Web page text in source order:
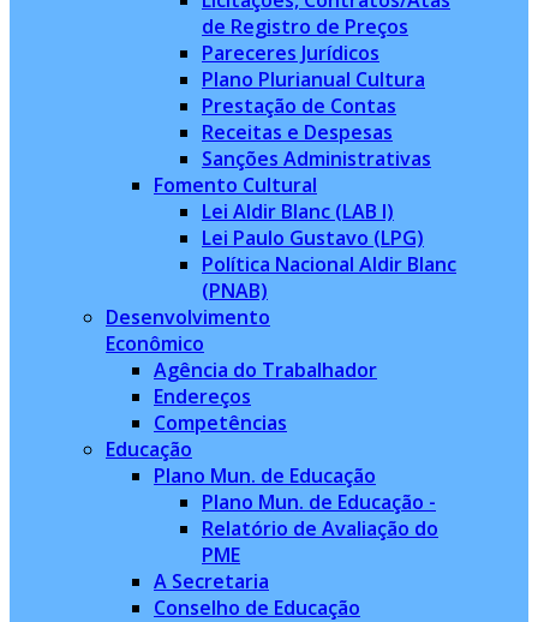
de Registro de Preços
Pareceres Jurídicos
Plano Plurianual Cultura
Prestação de Contas
Receitas e Despesas
Sanções Administrativas
Fomento Cultural
Lei Aldir Blanc (LAB I)
Lei Paulo Gustavo (LPG)
Política Nacional Aldir Blanc
(PNAB)
Desenvolvimento
Econômico
Agência do Trabalhador
Endereços
Competências
Educação
Plano Mun. de Educação
Plano Mun. de Educação -
Relatório de Avaliação do
PME
A Secretaria
Conselho de Educação